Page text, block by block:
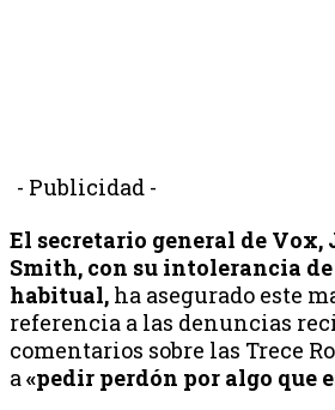
- Publicidad -
El secretario general de Vox,
Smith, con su intolerancia
habitual, ha asegurado este
referencia a las denuncias
comentarios sobre las Trece
a«pedir perdón por algo que